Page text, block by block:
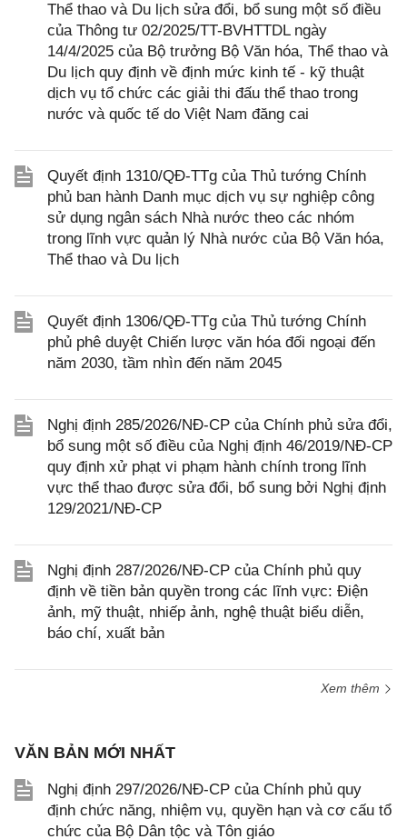
Thể thao và Du lịch sửa đổi, bổ sung một số điều
của Thông tư 02/2025/TT-BVHTTDL ngày
14/4/2025 của Bộ trưởng Bộ Văn hóa, Thể thao và
Du lịch quy định về định mức kinh tế - kỹ thuật
dịch vụ tổ chức các giải thi đấu thể thao trong
nước và quốc tế do Việt Nam đăng cai
Quyết định 1310/QĐ-TTg của Thủ tướng Chính
phủ ban hành Danh mục dịch vụ sự nghiệp công
sử dụng ngân sách Nhà nước theo các nhóm
trong lĩnh vực quản lý Nhà nước của Bộ Văn hóa,
Thể thao và Du lịch
Quyết định 1306/QĐ-TTg của Thủ tướng Chính
phủ phê duyệt Chiến lược văn hóa đối ngoại đến
năm 2030, tầm nhìn đến năm 2045
Nghị định 285/2026/NĐ-CP của Chính phủ sửa đổi,
bổ sung một số điều của Nghị định 46/2019/NĐ-CP
quy định xử phạt vi phạm hành chính trong lĩnh
vực thể thao được sửa đổi, bổ sung bởi Nghị định
129/2021/NĐ-CP
Nghị định 287/2026/NĐ-CP của Chính phủ quy
định về tiền bản quyền trong các lĩnh vực: Điện
ảnh, mỹ thuật, nhiếp ảnh, nghệ thuật biểu diễn,
báo chí, xuất bản
Xem thêm
VĂN BẢN MỚI NHẤT
Nghị định 297/2026/NĐ-CP của Chính phủ quy
định chức năng, nhiệm vụ, quyền hạn và cơ cấu tổ
chức của Bộ Dân tộc và Tôn giáo